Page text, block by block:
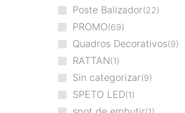
Poste Balizador 22
PROMO 69
Quadros Decorativos 9
RATTAN 1
Sin categorizar 9
SPETO LED 1